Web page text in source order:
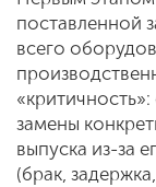
поставленной
всего
замены
выпуска из-за
(брак,